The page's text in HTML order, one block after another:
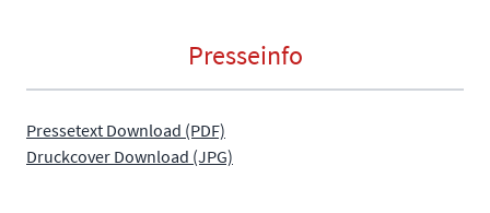
Presseinfo
Pressetext Download (PDF)
Druckcover Download (JPG)